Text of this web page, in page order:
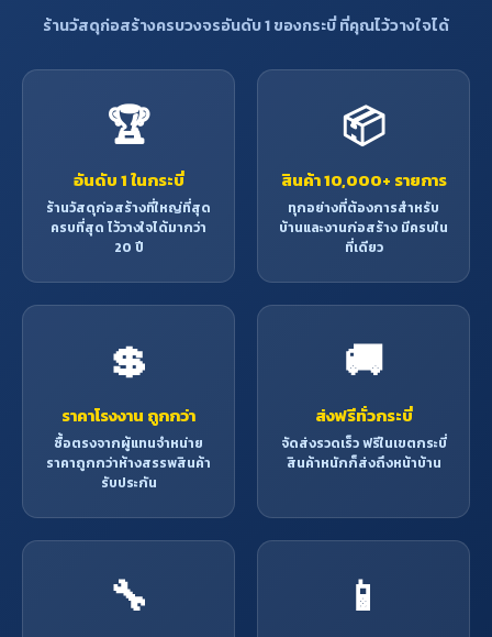
ร้านวัสดุก่อสร้างครบวงจรอันดับ 1 ของกระบี่ ที่คุณไว้วางใจได้
🏆
อันดับ 1 ในกระบี่
ร้านวัสดุก่อสร้างที่ใหญ่ที่สุด
ครบที่สุด ไว้วางใจได้มากว่า
20 ปี
📦
สินค้า 10,000+ รายการ
ทุกอย่างที่ต้องการสำหรับ
บ้านและงานก่อสร้าง มีครบใน
ที่เดียว
💲
ราคาโรงงาน ถูกกว่า
ซื้อตรงจากผู้แทนจำหน่าย
ราคาถูกกว่าห้างสรรพสินค้า
รับประกัน
🚚
ส่งฟรีทั่วกระบี่
จัดส่งรวดเร็ว ฟรีในเขตกระบี่
สินค้าหนักก็ส่งถึงหน้าบ้าน
🔧 📱